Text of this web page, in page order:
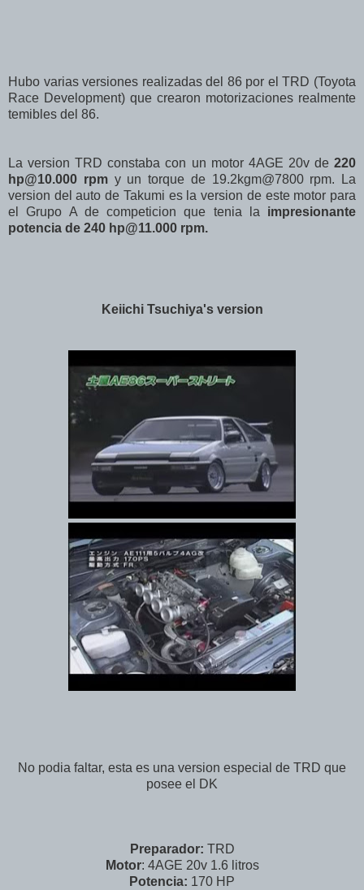
Hubo varias versiones realizadas del 86 por el TRD (Toyota
Race Development) que crearon motorizaciones realmente
temibles del 86.
La version TRD constaba con un motor 4AGE 20v de 220
hp@10.000 rpm y un torque de 19.2kgm@7800 rpm. La
version del auto de Takumi es la version de este motor para
el Grupo A de competicion que tenia la impresionante
potencia de 240 hp@11.000 rpm.
Keiichi Tsuchiya's version
No podia faltar, esta es una version especial de TRD que
posee el DK
Preparador: TRD
Motor: 4AGE 20v 1.6 litros
Potencia: 170 HP